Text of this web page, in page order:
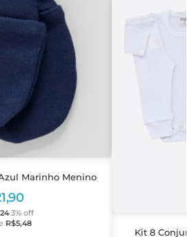
Marinho Menino
3% off
R$5,48
Kit 8